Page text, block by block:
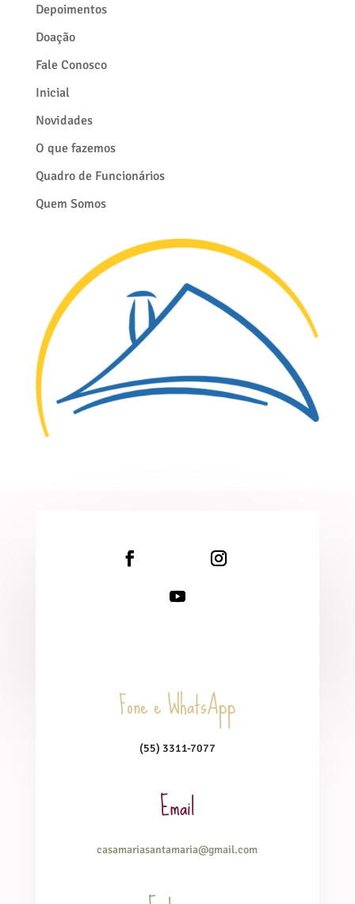
Depoimentos
Doação
Fale Conosco
Inicial
Novidades
O que fazemos
Quadro de Funcionários
Quem Somos
Fone e WhatsApp
(55) 3311-7077
Email
casamariasantamaria@gmail.com